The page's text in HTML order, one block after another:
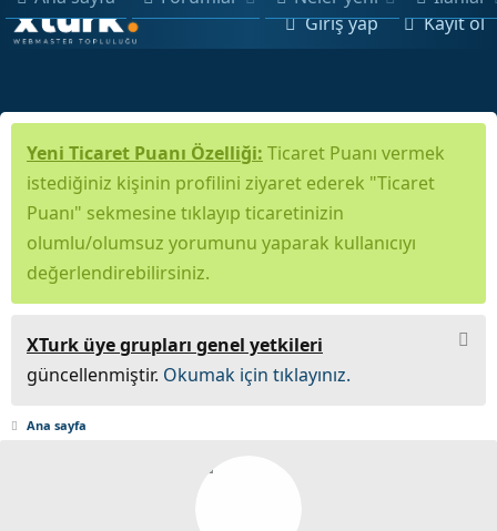
Giriş yap Kayıt ol
Yeni Ticaret Puanı Özelliği: Ticaret Puanı vermek
istediğiniz kişinin profilini ziyaret ederek "Ticaret
Puanı" sekmesine tıklayıp ticaretinizin
olumlu/olumsuz yorumunu yaparak kullanıcıyı
değerlendirebilirsiniz.
XTurk üye grupları genel yetkileri
güncellenmiştir. Okumak için tıklayınız.
Ana sayfa